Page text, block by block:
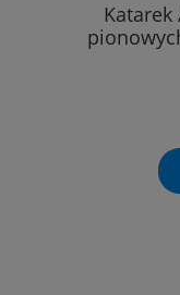
Katarek